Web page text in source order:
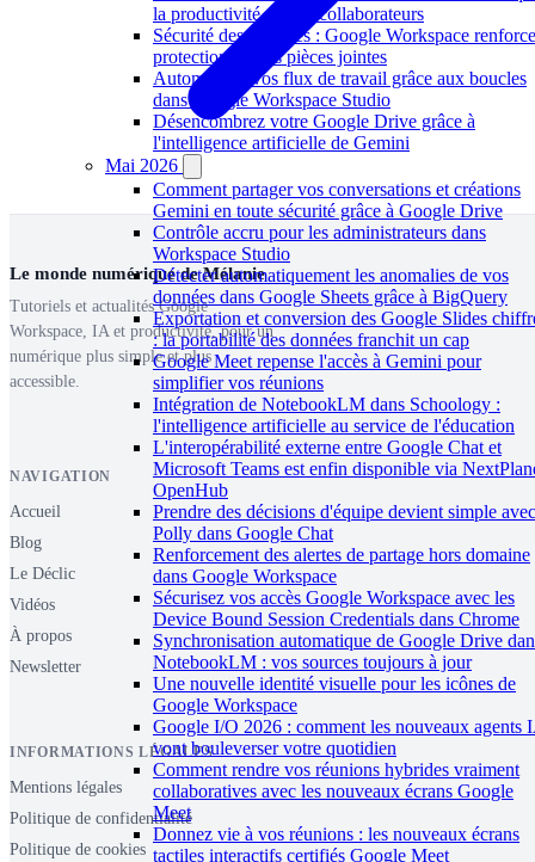
la productivité de vos collaborateurs
Sécurité des données : Google Workspace
protection de vos pièces jointes
Automatisez vos flux de travail grâce aux boucles
dans Google Workspace Studio
Désencombrez votre Google Drive grâce à
l'intelligence artificielle de Gemini
Mai 2026
Comment partager vos conversations et créations
Gemini en toute sécurité grâce à Google Drive
Contrôle accru pour les administrateurs dans
Workspace Studio
Détecter automatiquement les anomalies de vos
données dans Google Sheets grâce à BigQuery
Exportation et conversion des Google Slides
: la portabilité des données franchit un cap
Google Meet repense l'accès à Gemini pour
simplifier vos réunions
Intégration de NotebookLM dans Schoology :
l'intelligence artificielle au service de l'éducation
L'interopérabilité externe entre Google Chat et
Microsoft Teams est enfin disponible via
OpenHub
Prendre des décisions d'équipe devient simple avec
Polly dans Google Chat
Renforcement des alertes de partage hors domaine
dans Google Workspace
Sécurisez vos accès Google Workspace avec les
Device Bound Session Credentials dans Chrome
Synchronisation automatique de Google Drive
NotebookLM : vos sources toujours à jour
Une nouvelle identité visuelle pour les icônes de
Google Workspace
Google I/O 2026 : comment les nouveaux agents
vont bouleverser votre quotidien
Comment rendre vos réunions hybrides vraiment
collaboratives avec les nouveaux écrans Google
Meet
Donnez vie à vos réunions : les nouveaux écrans
tactiles interactifs certifiés Google Meet
Le monde numérique de Mélanie
Tutoriels et actualités Google
Workspace, IA et productivité, pour un
numérique plus simple et plus
accessible.
NAVIGATION
Accueil
Blog
Le Déclic
Vidéos
À propos
Newsletter
INFORMATIONS LÉGALES
Mentions légales
Politique de confidentialité
Politique de cookies